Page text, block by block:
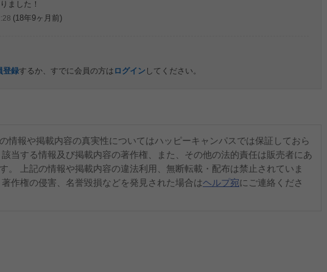
ました！
(18年9ヶ月前)
登録するか、すでに会員の方は ログイン してください。
の情報や掲載内容の真実性についてはハッピーキャンパスでは保証しておら
該当する情報及び掲載内容の著作権、また、その他の法的責任は販売者にあ
。 上記の情報や掲載内容の違法利用、無断転載・配布は禁止されていま
著作権の侵害、名誉毀損などを発見された場合はヘルプ宛にご連絡くださ